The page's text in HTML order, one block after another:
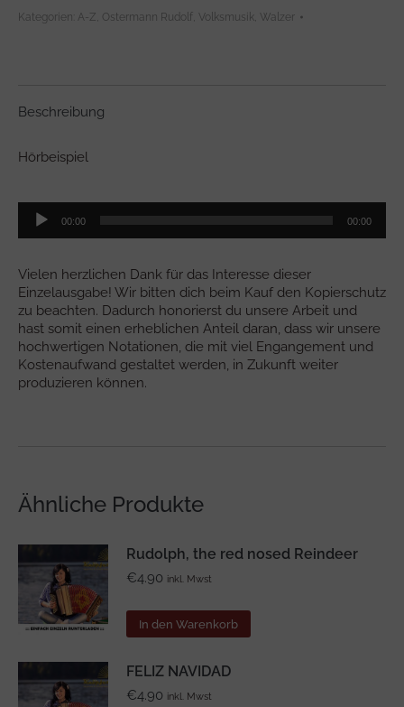
Menge
Kategorien: A-Z Ostermann Rudolf Volksmusik Walzer
Beschreibung
Hörbeispiel
Audio-
Player
00:00 00:00
Vielen herzlichen Dank für das Interesse dieser
Einzelausgabe! Wir bitten dich beim Kauf den Kopierschutz
zu beachten. Dadurch honorierst du unsere Arbeit und
hast somit einen erheblichen Anteil daran, dass wir unsere
hochwertigen Notationen, die mit viel Engangement und
Kostenaufwand gestaltet werden, in Zukunft weiter
produzieren können.
Ähnliche Produkte
Rudolph, the red nosed Reindeer
€4.90 inkl. Mwst
In den Warenkorb
FELIZ NAVIDAD
€4.90 inkl. Mwst